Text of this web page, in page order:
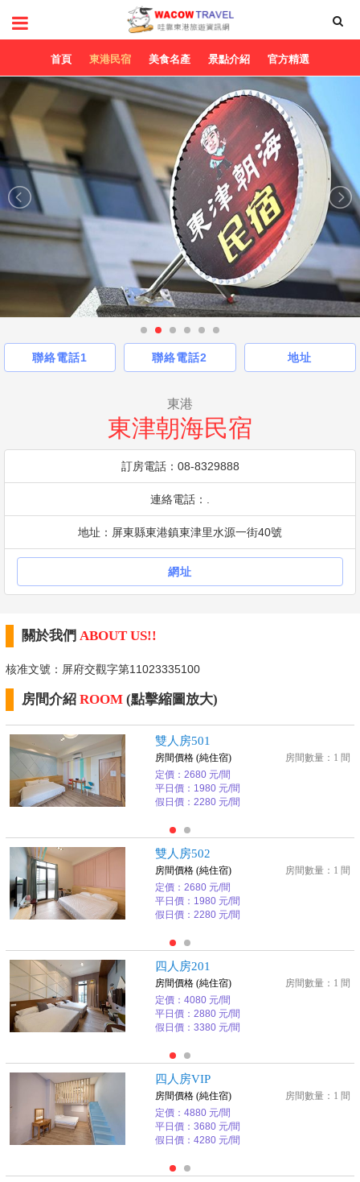
首頁 東港民宿 美食名產 景點介紹 官方精選
聯絡電話1 聯絡電話2 地址
東港
東津朝海民宿
訂房電話：08-8329888
連絡電話：.
地址：屏東縣東港鎮東津里水源一街40號
網址
關於我們 ABOUT US!!
核准文號：屏府交觀字第11023335100
房間介紹 ROOM (點擊縮圖放大)
雙人房501
房間數量：1 間
房間價格 (純住宿)
定價：2680 元/間
平日價：1980 元/間
假日價：2280 元/間
雙人房502
房間數量：1 間
房間價格 (純住宿)
定價：2680 元/間
平日價：1980 元/間
假日價：2280 元/間
四人房201
房間數量：1 間
房間價格 (純住宿)
定價：4080 元/間
平日價：2880 元/間
假日價：3380 元/間
四人房VIP
房間數量：1 間
房間價格 (純住宿)
定價：4880 元/間
平日價：3680 元/間
假日價：4280 元/間